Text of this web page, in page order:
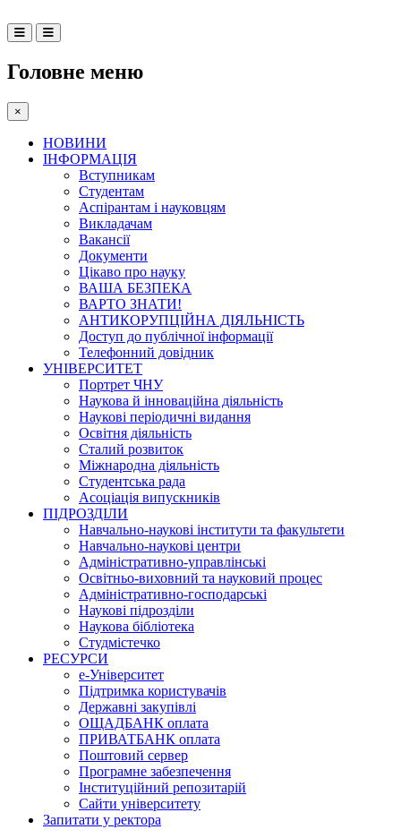
Головне меню
×
НОВИНИ
ІНФОРМАЦІЯ
Вступникам
Студентам
Аспірантам і науковцям
Викладачам
Вакансії
Документи
Цікаво про науку
ВАША БЕЗПЕКА
ВАРТО ЗНАТИ!
АНТИКОРУПЦІЙНА ДІЯЛЬНІСТЬ
Доступ до публічної інформації
Телефонний довідник
УНІВЕРСИТЕТ
Портрет ЧНУ
Наукова й інноваційна діяльність
Наукові періодичні видання
Освітня діяльність
Сталий розвиток
Міжнародна діяльність
Студентська рада
Асоціація випускників
ПІДРОЗДІЛИ
Навчально-наукові інститути та факультети
Навчально-наукові центри
Адміністративно-управлінські
Освітньо-виховний та науковий процес
Адміністративно-господарські
Наукові підрозділи
Наукова бібліотека
Студмістечко
РЕСУРСИ
е-Університет
Підтримка користувачів
Державні закупівлі
ОЩАДБАНК оплата
ПРИВАТБАНК оплата
Поштовий сервер
Програмне забезпечення
Інституційний репозитарій
Сайти університету
Запитати у ректора